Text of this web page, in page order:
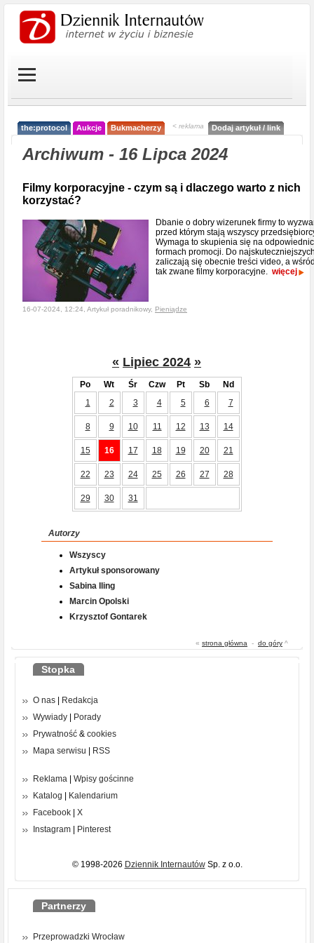
the:protocol Aukcje Bukmacherzy < reklama Dodaj artykuł / link
Archiwum - 16 Lipca 2024
Filmy korporacyjne - czym są i dlaczego warto z nich
korzystać?
Dbanie o dobry wizerunek firmy to
przed którym stają wszyscy
Wymaga to skupienia się na
formach promocji. Do
zaliczają się obecnie treści video, a
tak zwane filmy korporacyjne. więcej
16-07-2024, 12:24, Artykuł poradnikowy, Pieniądze
« Lipiec 2024 »
Po Wt Śr Czw Pt Sb
Nd
1
2 3 4 5 6 7
8 9 10 11 12 13 14
15 16 17 18 19 20 21
22 23 24 25 26 27 28
29 30 31
Autorzy
Wszyscy
Artykuł sponsorowany
Sabina Iling
Marcin Opolski
Krzysztof Gontarek
« strona główna - do góry ^
Stopka
O nas
Redakcja
Wywiady
Porady
Prywatność & cookies
Mapa serwisu
RSS
Reklama
Wpisy gościnne
Katalog
Kalendarium
Facebook
X
Instagram
Pinterest
© 1998-2026 Dziennik InternautówSp. z o.o.
Partnerzy
Przeprowadzki Wrocław